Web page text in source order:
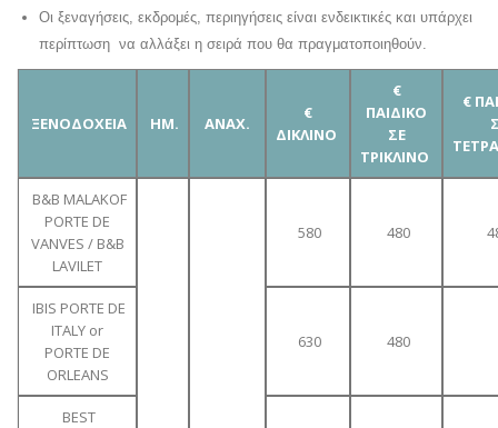
Οι ξεναγήσεις, εκδρομές, περιηγήσεις είναι ενδεικτικές και υπάρχει
περίπτωση να αλλάξει η σειρά που θα πραγματοποιηθούν.
ΞΕΝΟΔΟΧΕΙΑ ΗΜ. ΑΝΑΧ.
€
ΔΙΚΛΙΝΟ
€
ΠΑΙΔΙΚΟ
ΣΕ
ΤΡΙΚΛΙΝΟ
€
B&B MALAKOF
PORTE DE
VANVES / B&B
LAVILET
580 480
IBIS PORTE DE
ITALY or
PORTE DE
ORLEANS
630 480
BEST